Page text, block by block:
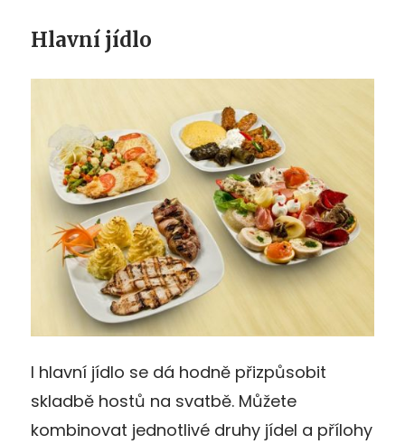
Hlavní jídlo
I hlavní jídlo se dá hodně přizpůsobit
skladbě hostů na svatbě. Můžete
kombinovat jednotlivé druhy jídel a přílohy